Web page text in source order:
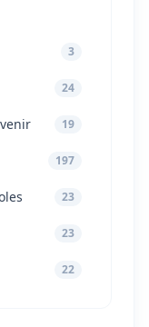
3
24
19
197
23
23
22